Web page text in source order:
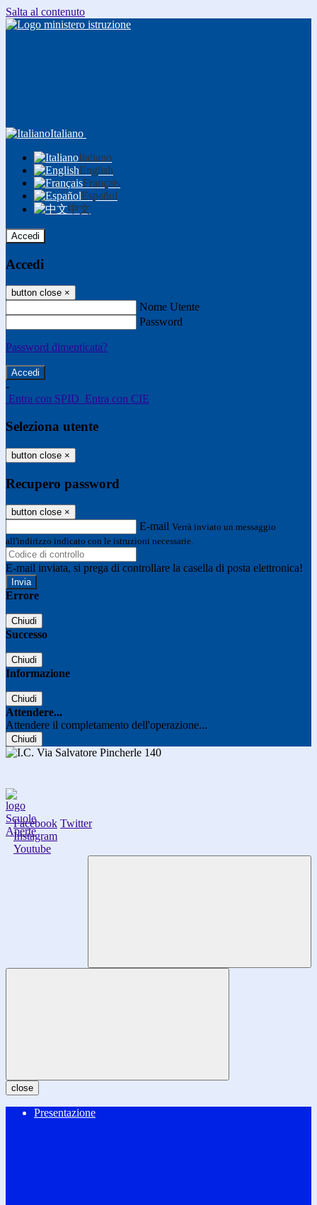
Salta al contenuto
Italiano
Italiano
English
Français
Español
中文
Accedi
Accedi
button close ×
Nome Utente
Password
Password dimenticata?
-
Entra con SPID Entra con CIE
Seleziona utente
button close ×
Recupero password
button close ×
E-mail Verrà inviato un messaggio
all'indirizzo indicato con le istruzioni necessarie.
E-mail inviata, si prega di controllare la casella di posta elettronica!
Errore
Chiudi
Successo
Chiudi
Informazione
Chiudi
Attendere...
Attendere il completamento dell'operazione...
Chiudi
Facebook Twitter
Instagram
Youtube
close
Presentazione